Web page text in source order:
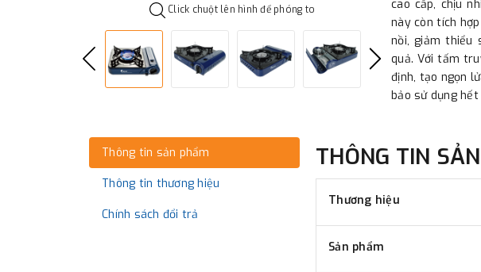
Click chuột lên hình để phóng to
cao cấp, chịu
này còn tích
nồi, giảm thiểu
quả. Với tấm
định, tạo ngọn
bảo sử dụng
Thông tin sản phẩm
Thông tin thương hiệu
Chính sách đổi trả
THÔNG TIN
Thương hiệu
Sản phẩm